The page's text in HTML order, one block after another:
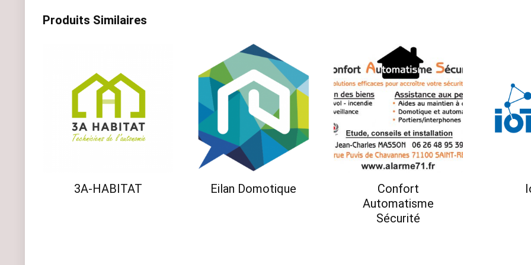
e
Produits Similaires
3A-HABITAT Eilan Domotique
Confort
Automatisme
Sécurité